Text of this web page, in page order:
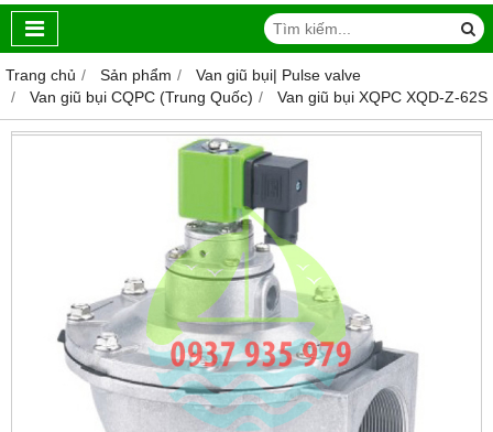
Trang chủ Sản phẩm
Van giũ bụi| Pulse valve
Van giũ bụi CQPC (Trung Quốc)
Van giũ bụi XQPC XQD-Z-62S